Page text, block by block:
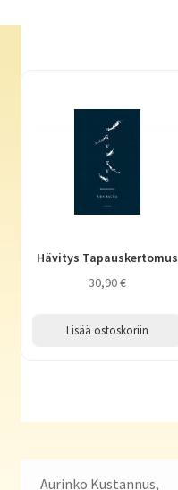
Hävitys Tapauskertomus
30,90€
Lisää ostoskoriin
Aurinko Kustannus,